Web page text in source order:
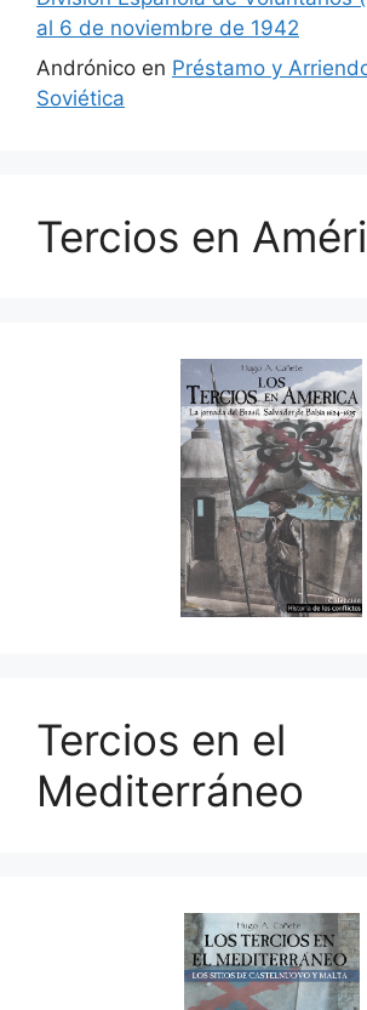
al 6 de noviembre de 1942
Andrónico en Préstamo y
Soviética
Tercios en
Tercios en el
Mediterráneo